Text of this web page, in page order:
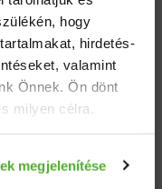
hogy
hirdetés-
valamint
Önnek. Ön dönt
milyen célra.
elhelyezkedéséről
megjelenítése